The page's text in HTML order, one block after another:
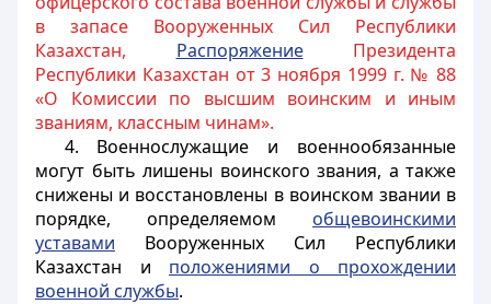
в запасе Вооруженных Сил Республики
Казахстан, РаспоряжениеПрезидента
Республики Казахстан от 3 ноября 1999 г. № 88
«О Комиссии по высшим воинским и иным
званиям, классным чинам».
4. Военнослужащие и военнообязанные
могут быть лишены воинского звания, а также
снижены и восстановлены в воинском звании в
порядке, определяемом общевоинскими
уставами Вооруженных Сил Республики
Казахстан и положениями о прохождении
военной службы.